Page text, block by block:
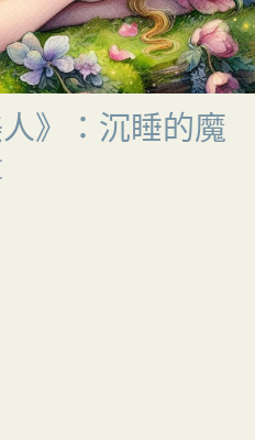
》：沉睡的魔